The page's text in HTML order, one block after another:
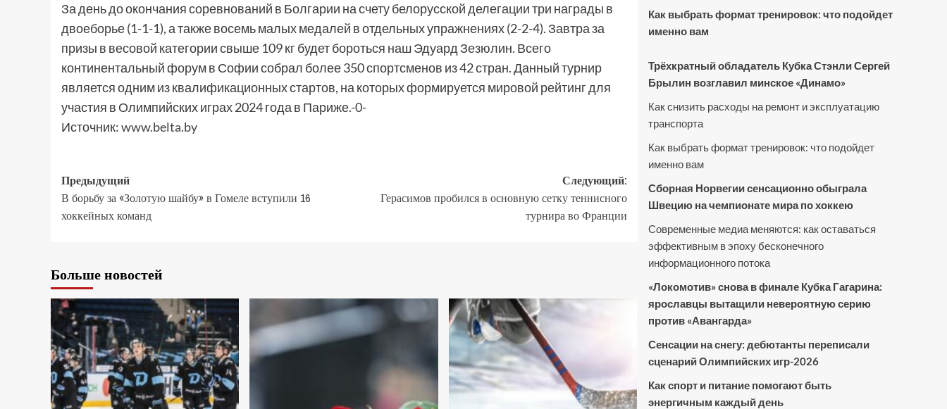
За день до окончания соревнований в Болгарии на счету белорусской делегации три награды в
двоеборье (1-1-1), а также восемь малых медалей в отдельных упражнениях (2-2-4). Завтра за
призы в весовой категории свыше 109 кг будет бороться наш Эдуард Зезюлин. Всего
континентальный форум в Софии собрал более 350 спортсменов из 42 стран. Данный турнир
является одним из квалификационных стартов, на которых формируется мировой рейтинг для
участия в Олимпийских играх 2024 года в Париже.-0-
Источник:www.belta.by
Предыдущий
В борьбу за «Золотую шайбу» в Гомеле вступили 16
хоккейных команд
Следующий:
Герасимов пробился в основную сетку теннисного
турнира во Франции
Больше новостей
Как выбрать формат тренировок: что подойдет
именно вам
Трёхкратный обладатель Кубка Стэнли Сергей
Брылин возглавил минское «Динамо»
Как снизить расходы на ремонт и эксплуатацию
транспорта
Как выбрать формат тренировок: что подойдет
именно вам
Сборная Норвегии сенсационно обыграла
Швецию на чемпионате мира по хоккею
Современные медиа меняются: как оставаться
эффективным в эпоху бесконечного
информационного потока
«Локомотив» снова в финале Кубка Гагарина:
ярославцы вытащили невероятную серию
против «Авангарда»
Сенсации на снегу: дебютанты переписали
сценарий Олимпийских игр-2026
Как спорт и питание помогают быть
энергичным каждый день